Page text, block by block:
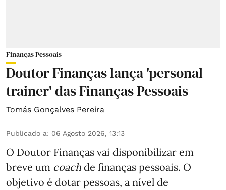
Finanças Pessoais
Doutor Finanças lança 'personal
trainer' das Finanças Pessoais
Tomás Gonçalves Pereira
Publicado a: 06 Agosto 2026, 13:13
O Doutor Finanças vai disponibilizar em
breve um coach de finanças pessoais. O
objetivo é dotar pessoas, a nível de